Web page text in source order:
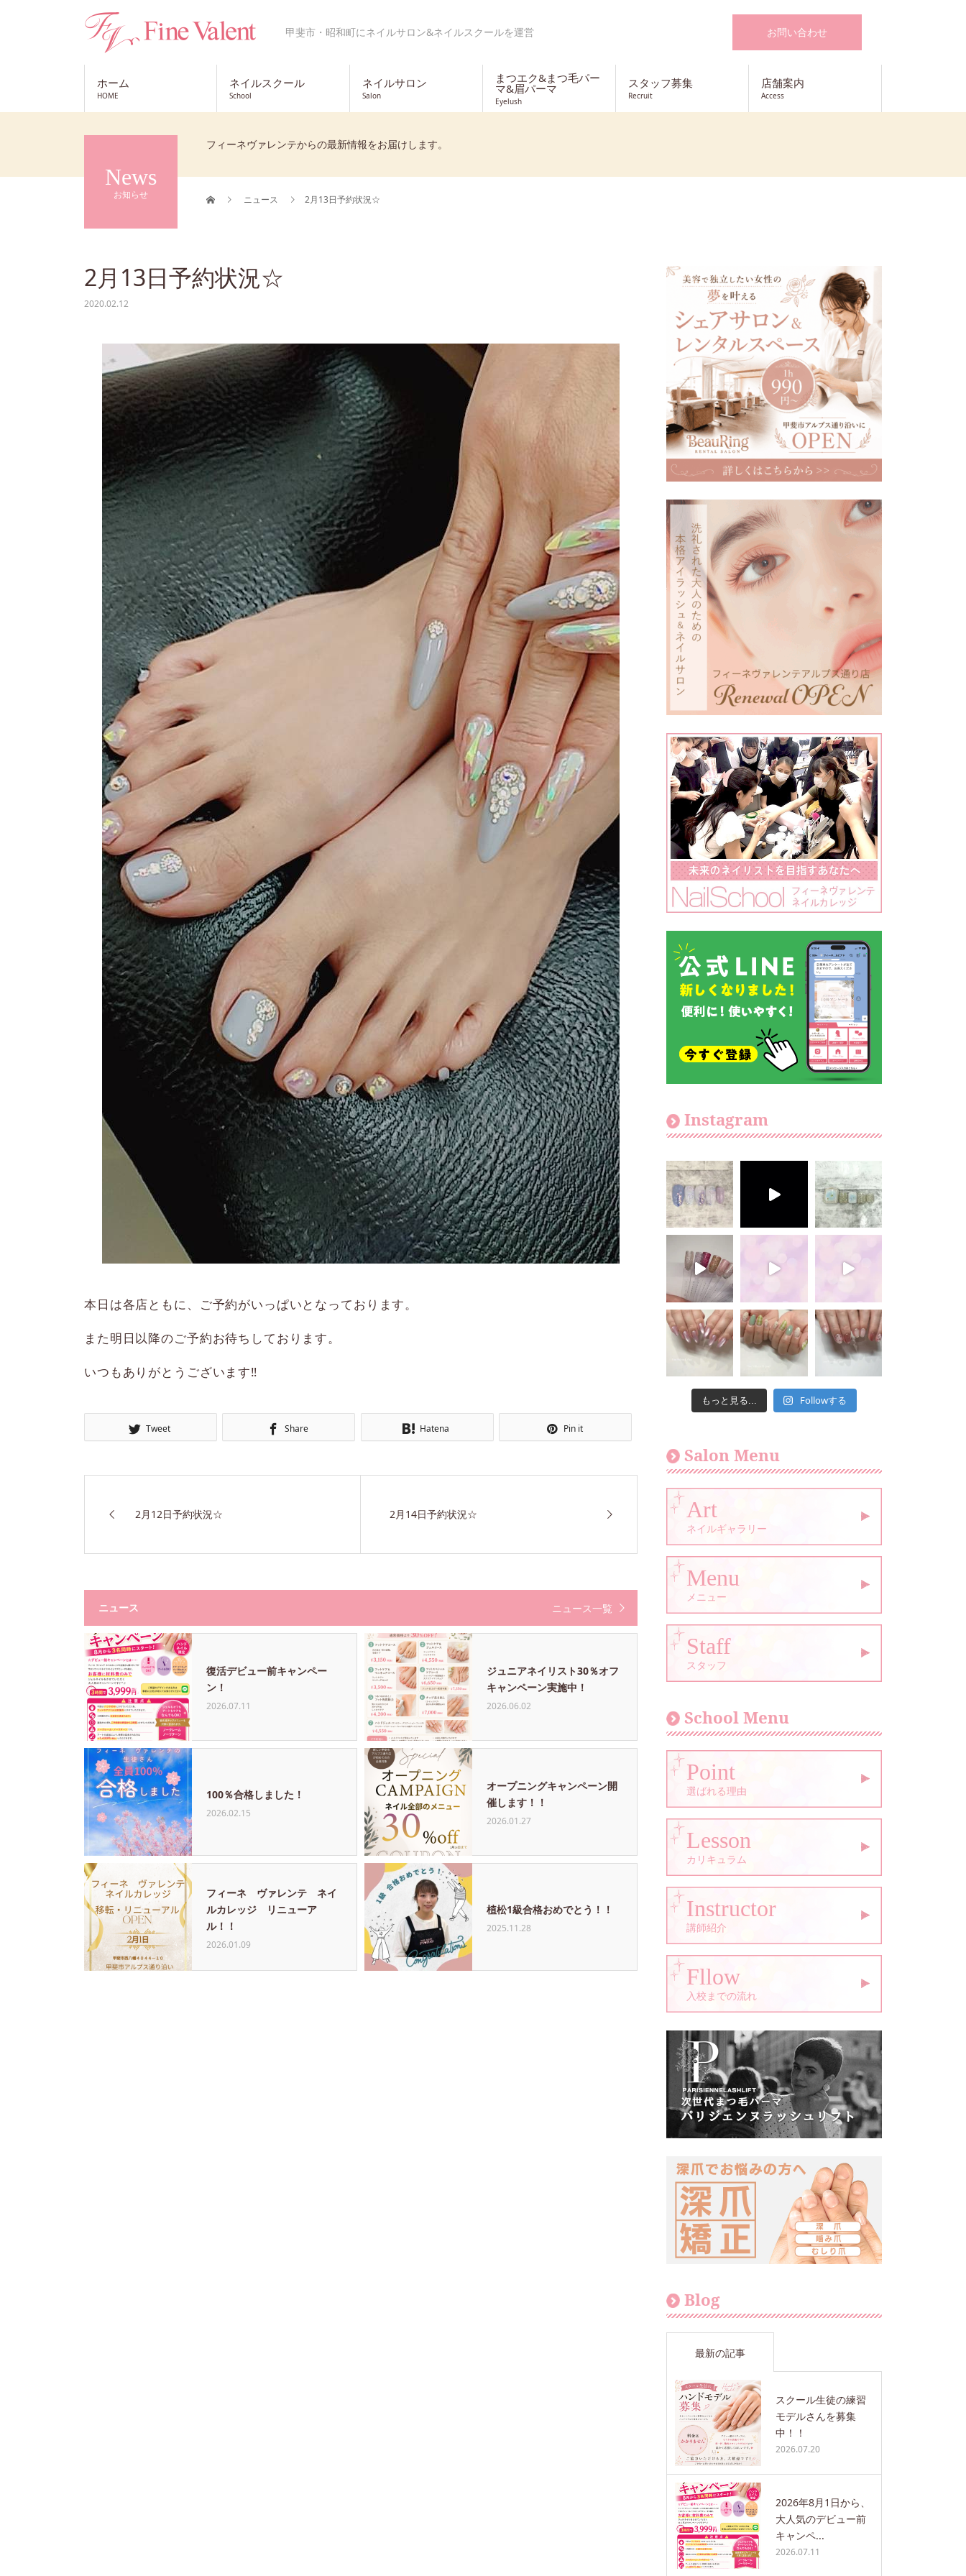
甲斐市・昭和町にネイルサロン&ネイルスクールを運営 お問い合わせ
ホーム
HOME
ネイルスクール
School
ネイルサロン
Salon
まつエク&まつ毛パー
マ&眉パーマ
Eyelush
スタッフ募集
Recruit
店舗案内
Access
News
お知らせ
フィーネヴァレンテからの最新情報をお届けします。
ニュース 2月13日予約状況☆
2月13日予約状況☆
2020.02.12
本日は各店ともに、ご予約がいっぱいとなっております。
また明日以降のご予約お待ちしております。
いつもありがとうございます‼︎
Tweet Share Hatena Pin it
2月12日予約状況☆ 2月14日予約状況☆
ニュース ニュース一覧
復活デビュー前キャンペー
ン！
2026.07.11
ジュニアネイリスト30％オフ
キャンペーン実施中！
2026.06.02
100％合格しました！
2026.02.15
オープニングキャンペーン開
催します！！
2026.01.27
フィーネ ヴァレンテ ネイ
ルカレッジ リニューア
ル！！
2026.01.09
植松1級合格おめでとう！！
2025.11.28
Instagram
もっと見る... Followする
Salon Menu
Art
ネイルギャラリー
Menu
メニュー
Staff
スタッフ
School Menu
Point
選ばれる理由
Lesson
カリキュラム
Instructor
講師紹介
Fllow
入校までの流れ
Blog
最新の記事
スクール生徒の練習
モデルさんを募集
中！！
2026.07.20
2026年8月1日から、
大人気のデビュー前
キャンペ...
2026.07.11